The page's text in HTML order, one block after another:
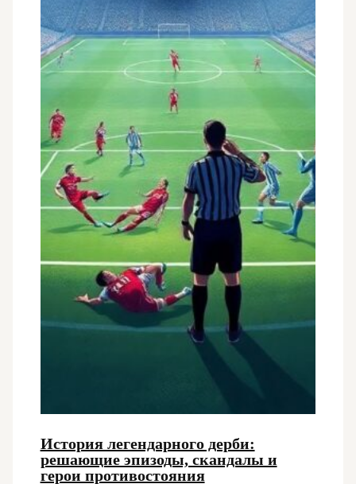
История легендарного дерби:
решающие эпизоды, скандалы и
герои противостояния